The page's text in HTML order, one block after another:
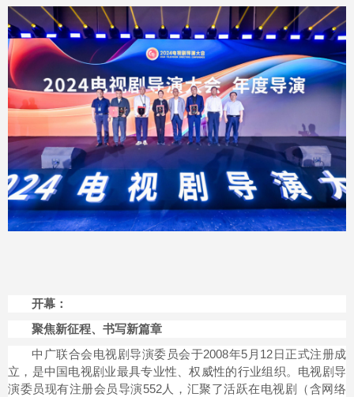
开幕：
聚焦新征程、书写新篇章
中广联合会电视剧导演委员会于2008年5月12日正式注册成
立，是中国电视剧业最具专业性、权威性的行业组织。电视剧导
演委员现有注册会员导演552人，汇聚了活跃在电视剧（含网络